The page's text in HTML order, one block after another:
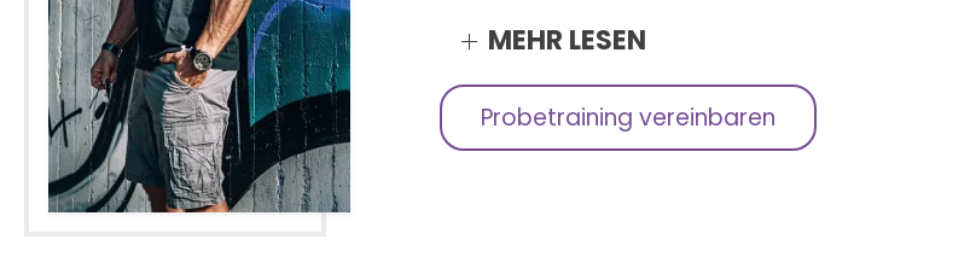
MEHR LESEN
Probetraining vereinbaren